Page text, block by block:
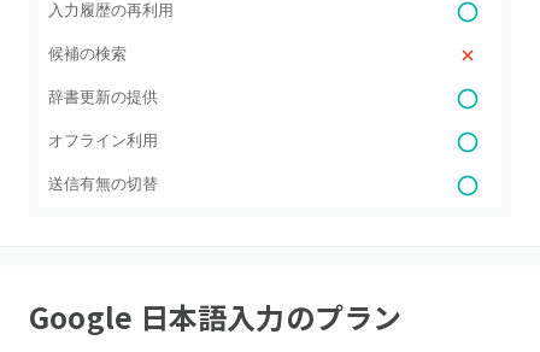
入力履歴の再利用
候補の検索
辞書更新の提供
オフライン利用
送信有無の切替
Google 日本語入力のプラン